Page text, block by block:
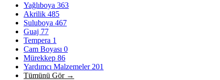
Yağlıboya 363
Akrilik 485
Suluboya 467
Guaj 77
Tempera 1
Cam Boyası 0
Mürekkep 86
Yardımcı Malzemeler 201
Tümünü Gör →